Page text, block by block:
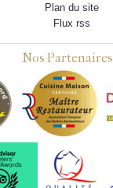
Plan du site
Flux rss
Nos Partenaires